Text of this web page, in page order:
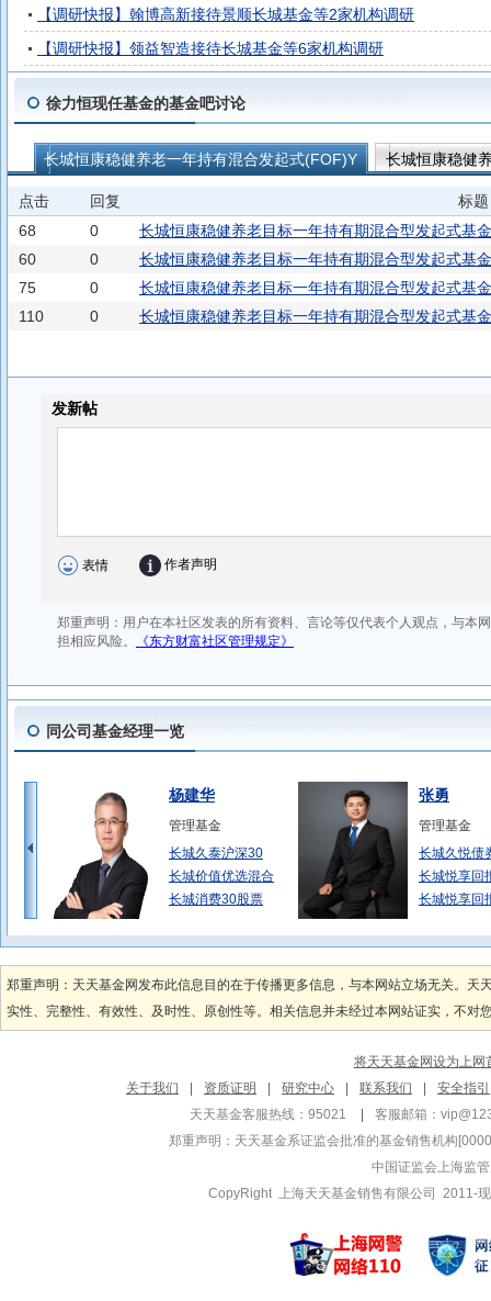
【调研快报】翰博高新接待景顺长城基金等2家机构调研
【调研快报】领益智造接待长城基金等6家机构调研
徐力恒现任基金的基金吧讨论
长城恒康稳健养老一年持有混合发起式(FOF)Y
长城恒康稳健
长城睿盈多元稳健3个月持有混合发起(FOF)A
点击 回复
标题
68
0
长城恒康稳健养老目标一年持有期混合型发起式基
60
0
长城恒康稳健养老目标一年持有期混合型发起式基
75
0
长城恒康稳健养老目标一年持有期混合型发起式基
110
0 长城恒康稳健养老目标一年持有期混合型发起式基
同公司基金经理一览
杨建华
管理基金
长城久泰沪深30
长城价值优选混合
长城消费30股票
张勇
管理基金
长城久悦债
长城悦享回
长城悦享回
洪利平
管理基金
长城工资宝货币C
长城工资宝货币B
雷俊
管理基金
长城创业板
长城中证
管理基金
长城产业趋势混合
管理基金
长城医疗保
长城健康生
管理基金
长城增强收
郑重声明：天天基金网发布此信息目的在于传播更多信息，与本网站立场无关。
实性、完整性、有效性、及时性、原创性等。相关信息并未经过本网站证实，不
将天天基金网设为上网
关于我们
资质证明 研究中心 联系我们
安全指引
天天基金客服热线：95021
客服邮箱：
郑重声明： 天天基金系证监会批准的基金销售机构
中国证监会上海监
CopyRight 上海天天基金销售有限公司 2011-